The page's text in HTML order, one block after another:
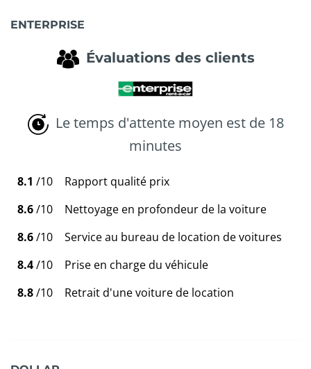
ENTERPRISE
Évaluations des clients
Le temps d'attente moyen est de 18
minutes
8.1 /10
Rapport qualité prix
8.6/10
Nettoyage en profondeur de la voiture
8.6/10
Service au bureau de location de voitures
8.4/10
Prise en charge du véhicule
8.8/10 Retrait d'une voiture de location